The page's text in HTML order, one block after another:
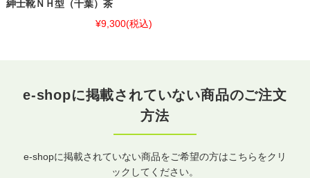
紳士靴ＮＨ型（千葉）茶
¥9,300(税込)
e-shopに掲載されていない商品のご注文
方法
e-shopに掲載されていない商品をご希望の方はこちらをクリ
ックしてください。